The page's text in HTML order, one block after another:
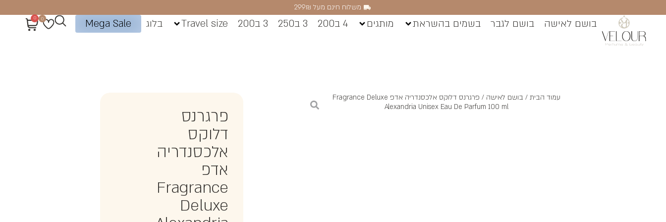
משלוח חינם מעל 299₪
בושם לאישה בושם לגבר בשמים בהשראת מותגים 4 ב200 3 ב250 3 ב200 Travel size בלוג Mega Sale
0
0
עמוד הבית/ בושם לאישה
/ פרגרנס דלוקס אלכסנדריה אדפ Fragrance Deluxe
Alexandria Unisex Eau De Parfum 100 ml
פרגרנס
דלוקס
אלכסנדריה
אדפ
Fragrance
Deluxe